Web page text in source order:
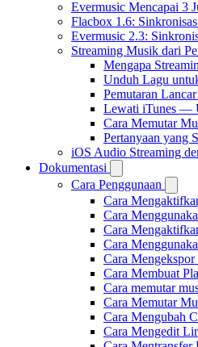
Evermusic Mencapai 3
Flacbox 1.6:
Evermusic 2.3:
Streaming Musik dari
Mengapa
Unduh Lagu
Pemutaran
Lewati iTunes —
Cara Memutar
Pertanyaan yang
iOS Audio Streaming
Dokumentasi
Cara Penggunaan
Cara
Cara
Cara
Cara
Cara
Cara Membuat
Cara memutar
Cara Memutar
Cara Mengubah
Cara Mengedit